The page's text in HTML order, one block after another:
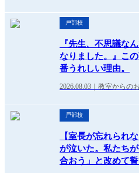
戸部校
『先生、不思議な
なりました。』こ
番うれしい理由。
2026.08.03｜教室からの
戸部校
【室長が忘れられ
が泣いた。私たち
合おう」と改めて